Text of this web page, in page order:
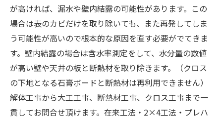
が高ければ、漏水や壁内結露の可能性があります。この
場合は表のカビだけを取り除いても、また再発してしま
う可能性が高いので根本的な原因を直す必要がでてきま
す。壁内結露の場合は含水率測定をして、水分量の数値
が高い壁や天井の板と断熱材を取り除きます。（クロス
の下地となる石膏ボードと断熱材は再利用できません）
解体工事から大工工事、断熱材工事、クロス工事まで一
貫してお問合せ頂けます。在来工法・2×4工法・プレハ